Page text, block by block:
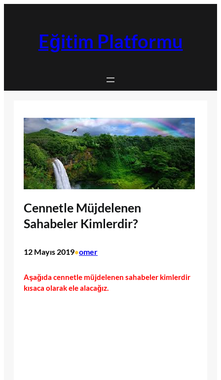
Eğitim Platformu
Cennetle Müjdelenen
Sahabeler Kimlerdir?
12 Mayıs 2019•omer
Aşağıda cennetle müjdelenen sahabeler kimlerdir
kısaca olarak ele alacağız.